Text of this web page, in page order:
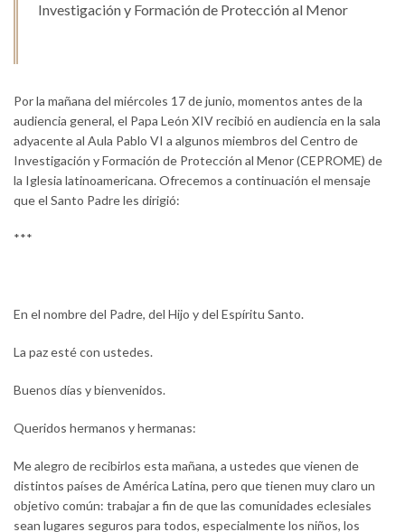
Investigación y Formación de Protección al Menor
Por la mañana del miércoles 17 de junio, momentos antes de la
audiencia general, el Papa León XIV recibió en audiencia en la sala
adyacente al Aula Pablo VI a algunos miembros del Centro de
Investigación y Formación de Protección al Menor (CEPROME) de
la Iglesia latinoamericana. Ofrecemos a continuación el mensaje
que el Santo Padre les dirigió:
***
En el nombre del Padre, del Hijo y del Espíritu Santo.
La paz esté con ustedes.
Buenos días y bienvenidos.
Queridos hermanos y hermanas:
Me alegro de recibirlos esta mañana, a ustedes que vienen de
distintos países de América Latina, pero que tienen muy claro un
objetivo común: trabajar a fin de que las comunidades eclesiales
sean lugares seguros para todos, especialmente los niños, los